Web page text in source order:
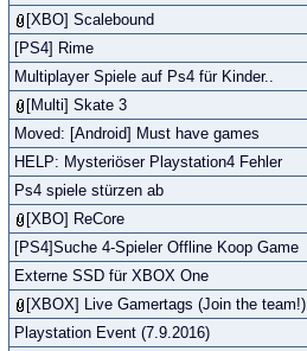
[XBO] Scalebound
[PS4] Rime
Multiplayer Spiele auf Ps4 für Kinder..
[Multi] Skate 3
Moved: [Android] Must have games
HELP: Mysteriöser Playstation4 Fehler
Ps4 spiele stürzen ab
[XBO] ReCore
[PS4]Suche 4-Spieler Offline Koop Game
Externe SSD für XBOX One
[XBOX] Live Gamertags (Join the team!)
Playstation Event (7.9.2016)